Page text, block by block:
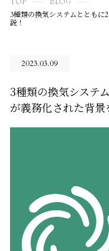
3種類の換気システムとともに
説！
2023.03.09
3種類の換気システ
が義務化された背景